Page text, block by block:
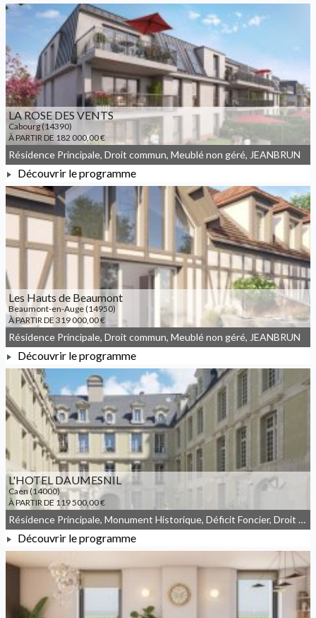
À PARTIR DE 367 000,00 €
LA ROSE DES VENTS
Cabourg (14390)
À PARTIR DE 182 000,00 €
À PARTIR DE 182 000,00 €
Résidence Principale, Droit commun, Meublé non géré, JEANBRUN
Découvrir le programme
Les Hauts de Beaumont
Beaumont-en-Auge (14950)
À PARTIR DE 319 000,00 €
À PARTIR DE 319 000,00 €
Résidence Principale, Droit commun, Meublé non géré, JEANBRUN
Découvrir le programme
L'HOTEL DAUMESNIL
Caen (14000)
À PARTIR DE 119 500,00 €
À PARTIR DE 119 500,00 €
Résidence Principale, Monument Historique, Déficit Foncier, Droit commun, Meublé non géré
Découvrir le programme